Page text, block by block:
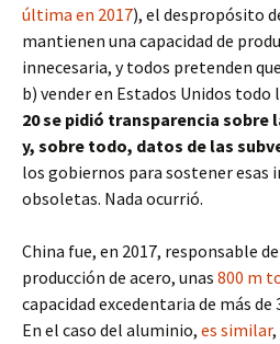
última en 2017), el despropósito
mantienen una capacidad de
innecesaria, y todos pretenden
b) vender en Estados Unidos todo
20 se pidió transparencia sobre
y, sobre todo, datos de las
los gobiernos para sostener esas
obsoletas. Nada ocurrió.
China fue, en 2017, responsable
producción de acero, unas 800 m
capacidad excedentaria de más
En el caso del aluminio, es similar